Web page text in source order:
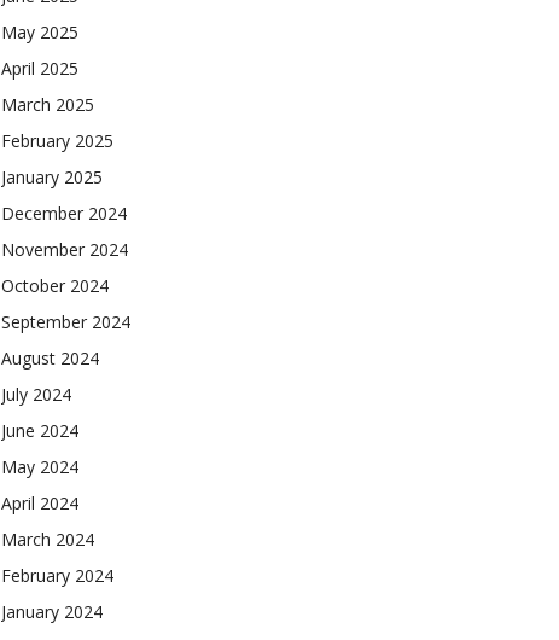
May 2025
April 2025
March 2025
February 2025
January 2025
December 2024
November 2024
October 2024
September 2024
August 2024
July 2024
June 2024
May 2024
April 2024
March 2024
February 2024
January 2024